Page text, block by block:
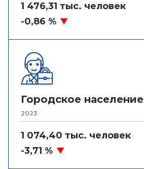
1 476,31 тыс. человек
-0,86 %
Городское население
2023
1 074,40 тыс. человек
-3,71 %